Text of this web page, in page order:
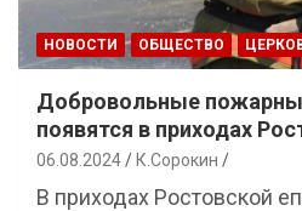
НОВОСТИ ОБЩЕСТВО
Добровольные
появятся в приходах
06.08.2024 К.Сорокин
В приходах Ростовской